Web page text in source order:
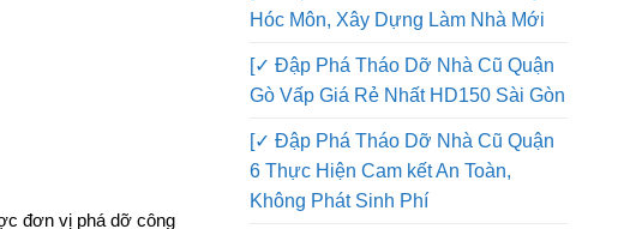
nghề có thể xử
Xác Nhà Cũ Lên 70% Dịch Vụ Tốt
[✓ Đập Phá Tháo Dỡ Nhà Cũ Huyện
Hóc Môn, Xây Dựng Làm Nhà Mới
[✓ Đập Phá Tháo Dỡ Nhà Cũ Quận
Gò Vấp Giá Rẻ Nhất HD150 Sài Gòn
[✓ Đập Phá Tháo Dỡ Nhà Cũ Quận